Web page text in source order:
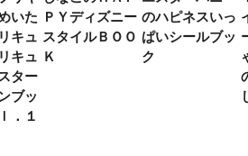
いた
キュ
キュ
ター
ブッ
．１
ＰＹディズニー
スタイルＢＯＯ
Ｋ
のハピネスいっ
ぱいシールブッ
ク